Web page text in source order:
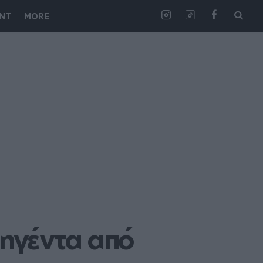
MORE
από